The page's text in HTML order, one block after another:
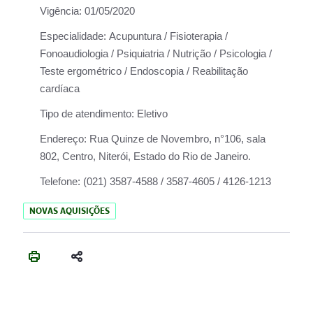
Vigência: 01/05/2020
Especialidade: Acupuntura / Fisioterapia /
Fonoaudiologia / Psiquiatria / Nutrição / Psicologia /
Teste ergométrico / Endoscopia / Reabilitação
cardíaca
Tipo de atendimento: Eletivo
Endereço: Rua Quinze de Novembro, n°106, sala
802, Centro, Niterói, Estado do Rio de Janeiro.
Telefone: (021) 3587-4588 / 3587-4605 / 4126-1213
NOVAS AQUISIÇÕES